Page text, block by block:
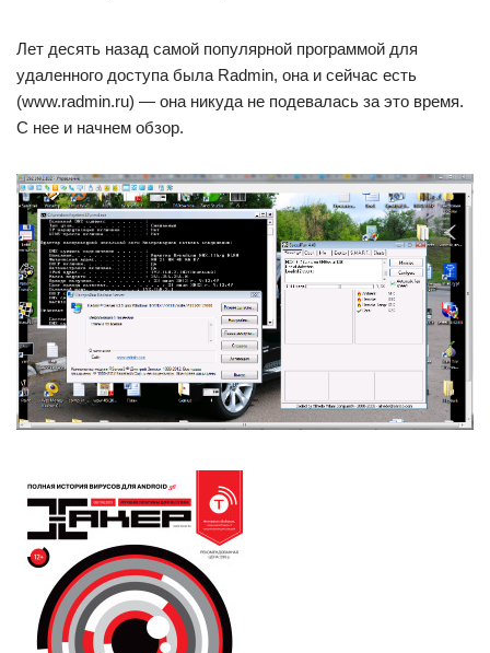
Лет десять назад самой популярной программой для
удаленного доступа была Radmin, она и сейчас есть
(www.radmin.ru) — она никуда не подевалась за это время.
С нее и начнем обзор.